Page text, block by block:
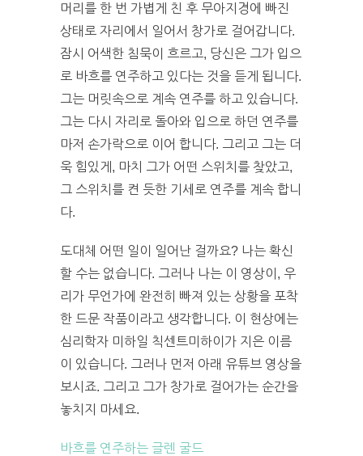
머리를 한 번 가볍게 친 후 무아지경에 빠진
상태로 자리에서 일어서 창가로 걸어갑니다.
잠시 어색한 침묵이 흐르고, 당신은 그가 입으
로 바흐를 연주하고 있다는 것을 듣게 됩니다.
그는 머릿속으로 계속 연주를 하고 있습니다.
그는 다시 자리로 돌아와 입으로 하던 연주를
마저 손가락으로 이어 합니다. 그리고 그는 더
욱 힘있게, 마치 그가 어떤 스위치를 찾았고,
그 스위치를 켠 듯한 기세로 연주를 계속 합니
다.
도대체 어떤 일이 일어난 걸까요? 나는 확신
할 수는 없습니다. 그러나 나는 이 영상이, 우
리가 무언가에 완전히 빠져 있는 상황을 포착
한 드문 작품이라고 생각합니다. 이 현상에는
심리학자 미하일 칙센트미하이가 지은 이름
이 있습니다. 그러나 먼저 아래 유튜브 영상을
보시죠. 그리고 그가 창가로 걸어가는 순간을
놓치지 마세요.
바흐를 연주하는 글렌 굴드